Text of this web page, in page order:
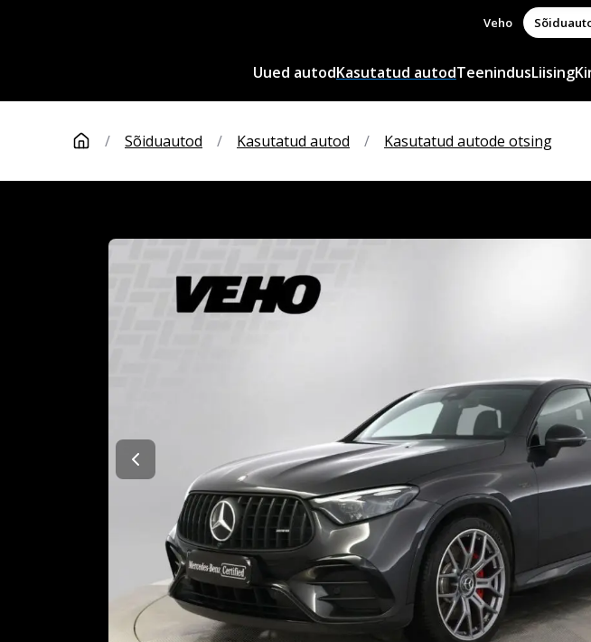
Veho
Uued autodKasutatud autodTeenindusLiising
/ Sõiduautod / Kasutatud autod / Kasutatud autode otsing